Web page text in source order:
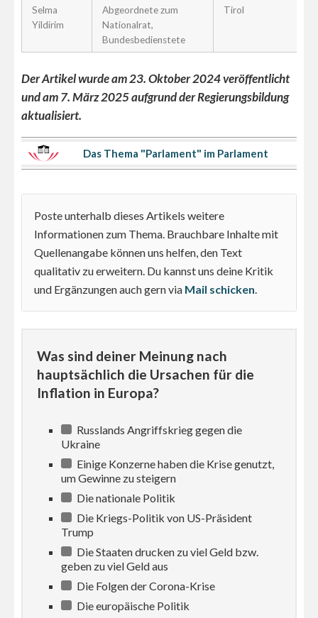
Selma
Yildirim
Abgeordnete zum
Nationalrat,
Bundesbedienstete
Tirol
Der Artikel wurde am 23. Oktober 2024 veröffentlicht
und am 7. März 2025 aufgrund der Regierungsbildung
aktualisiert.
Das Thema "Parlament" im Parlament
Poste unterhalb dieses Artikels weitere
Informationen zum Thema. Brauchbare Inhalte mit
Quellenangabe können uns helfen, den Text
qualitativ zu erweitern. Du kannst uns deine Kritik
und Ergänzungen auch gern via Mail schicken.
Was sind deiner Meinung nach
hauptsächlich die Ursachen für die
Inflation in Europa?
Russlands Angriffskrieg gegen die
Ukraine
Einige Konzerne haben die Krise genutzt,
um Gewinne zu steigern
Die nationale Politik
Die Kriegs-Politik von US-Präsident
Trump
Die Staaten drucken zu viel Geld bzw.
geben zu viel Geld aus
Die Folgen der Corona-Krise
Die europäische Politik